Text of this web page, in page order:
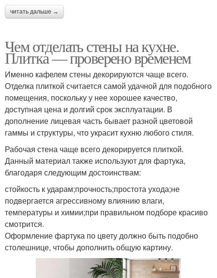
читать дальше →
Чем отделать стены на кухне.
Плитка — проверено временем
Именно кафелем стены декорируются чаще всего.
Отделка плиткой считается самой удачной для подобного
помещения, поскольку у нее хорошее качество,
доступная цена и долгий срок эксплуатации. В
дополнение лицевая часть бывает разной цветовой
гаммы и структуры, что украсит кухню любого стиля.
Рабочая стена чаще всего декорируется плиткой.
Данный материал также используют для фартука,
благодаря следующим достоинствам:
стойкость к ударам;прочность;простота ухода;не
подвергается агрессивному влиянию влаги,
температуры и химии;при правильном подборе красиво
смотрится.
Оформление фартука по цвету должно быть подобно
столешнице, чтобы дополнить общую картину.